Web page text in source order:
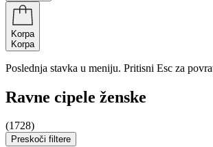
Korpa
Korpa
Poslednja stavka u meniju. Pritisni Esc za
Ravne cipele ženske
(1728)
Preskoči filtere